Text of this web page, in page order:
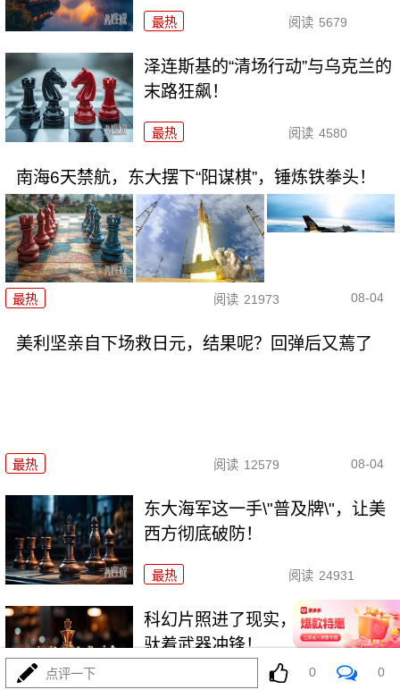
最热 阅读 5679
泽连斯基的“清场行动”与乌克兰的
末路狂飙！
最热 阅读 4580
南海6天禁航，东大摆下“阳谋棋”，锤炼铁拳头！
最热 阅读 21973 08-04
美利坚亲自下场救日元，结果呢？回弹后又蔫了
最热 阅读 12579 08-04
东大海军这一手\"普及牌\"，让美
西方彻底破防！
最热 阅读 24931
科幻片照进了现实，东大机器狼
驮着武器冲锋！
最热
点评一下 0 0